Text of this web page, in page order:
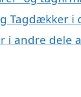
Tagdækker
i andre dele